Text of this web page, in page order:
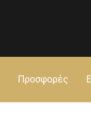
Προσφορές